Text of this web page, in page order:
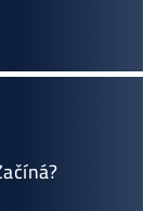
Místě
GPU / HDD rig
výběr